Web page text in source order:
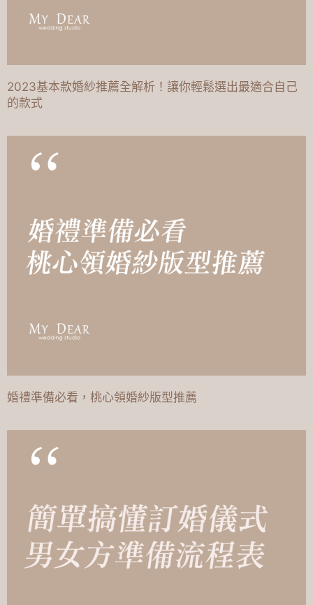
2023基本款婚紗推薦全解析！讓你輕鬆選出最適合自己
的款式
婚禮準備必看，桃心領婚紗版型推薦